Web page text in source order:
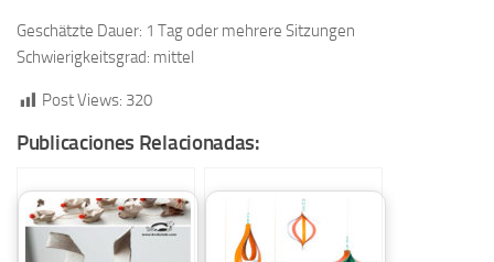
Geschätzte Dauer: 1 Tag oder mehrere Sitzungen
Schwierigkeitsgrad: mittel
Post Views: 320
Publicaciones Relacionadas: